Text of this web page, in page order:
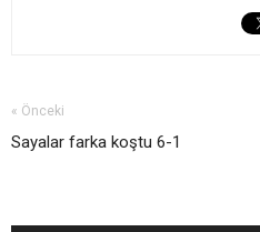
« Önceki
Sayalar farka koştu 6-1